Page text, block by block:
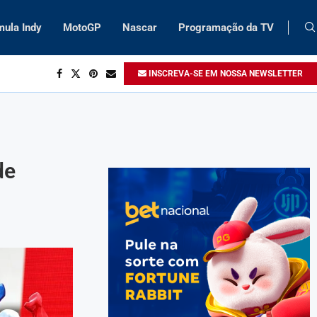
Indy MotoGP Nascar Programação da TV
INSCREVA-SE EM NOSSA NEWSLETTER